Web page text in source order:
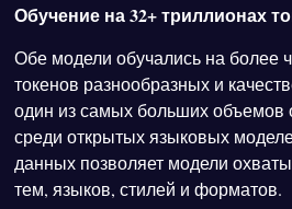
Обучение на 32+ триллионах
Обе модели обучались на более
токенов разнообразных и
один из самых больших
среди открытых языковых
данных позволяет модели
тем, языков, стилей и форматов.